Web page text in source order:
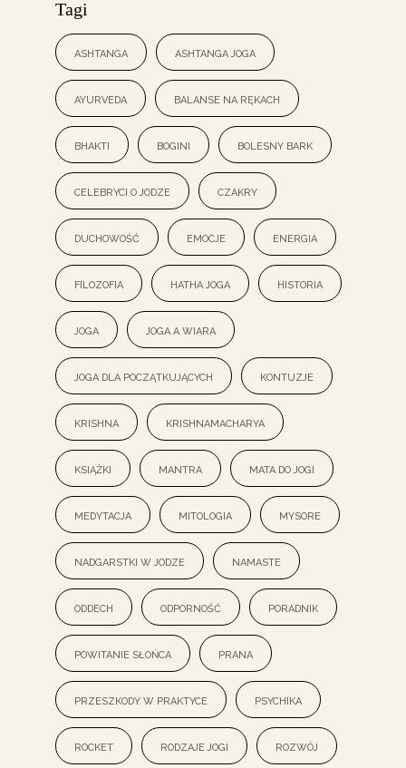
Tagi
ashtanga ashtanga joga
ayurveda balanse na rękach
bhakti bogini bolesny bark
celebryci o jodze czakry
duchowość emocje energia
filozofia hatha joga historia
joga joga a wiara
joga dla początkujących kontuzje
krishna Krishnamacharya
książki mantra mata do jogi
medytacja mitologia mysore
nadgarstki w jodze namaste
oddech odporność poradnik
powitanie słońca prana
przeszkody w praktyce psychika
rocket rodzaje jogi rozwój